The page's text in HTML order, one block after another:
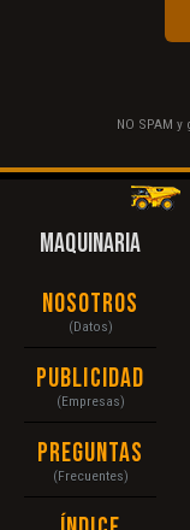
NO SPAM
MAQUINARIA
Nosotros
(Datos)
Publicidad
(Empresas)
Preguntas
(Frecuentes)